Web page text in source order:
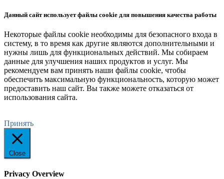
Данный сайт использует файлы cookie для повышения качества работы
Некоторые файлы cookie необходимы для безопасного входа в
систему, в то время как другие являются дополнительными и
нужны лишь для функциональных действий. Мы собираем
данные для улучшения наших продуктов и услуг. Мы
рекомендуем вам принять наши файлы cookie, чтобы
обеспечить максимальную функциональность, которую может
предоставить наш сайт. Вы также можете отказаться от
использования сайта.
Принять
Close
Privacy Overview